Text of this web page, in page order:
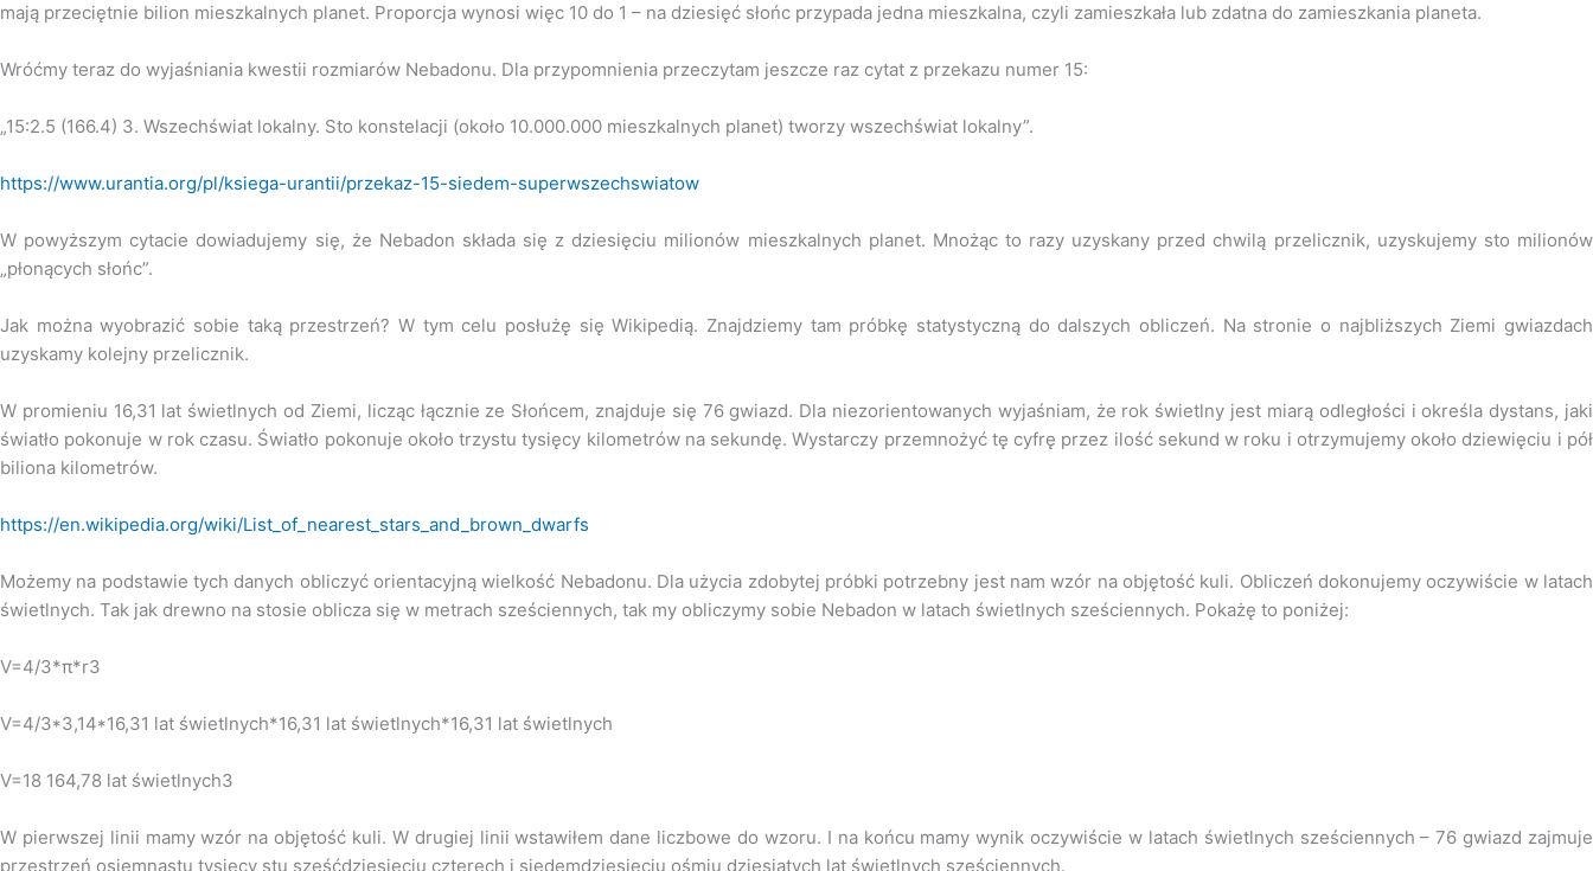
mają przeciętnie bilion mieszkalnych planet. Proporcja wynosi więc 10 do 1 – na dziesięć słońc przypada jedna mieszkalna, czyli zamieszkała lub zdatna do zamieszkania planeta.
Wróćmy teraz do wyjaśniania kwestii rozmiarów Nebadonu. Dla przypomnienia przeczytam jeszcze raz cytat z przekazu numer 15:
„15:2.5 (166.4) 3. Wszechświat lokalny. Sto konstelacji (około 10.000.000 mieszkalnych planet) tworzy wszechświat lokalny”.
https://www.urantia.org/pl/ksiega-urantii/przekaz-15-siedem-superwszechswiatow
W powyższym cytacie dowiadujemy się, że Nebadon składa się z dziesięciu milionów mieszkalnych planet. Mnożąc to razy uzyskany przed chwilą przelicznik, uzyskujemy sto milionów
„płonących słońc”.
Jak można wyobrazić sobie taką przestrzeń? W tym celu posłużę się Wikipedią. Znajdziemy tam próbkę statystyczną do dalszych obliczeń. Na stronie o najbliższych Ziemi gwiazdach
uzyskamy kolejny przelicznik.
W promieniu 16,31 lat świetlnych od Ziemi, licząc łącznie ze Słońcem, znajduje się 76 gwiazd. Dla niezorientowanych wyjaśniam, że rok świetlny jest miarą odległości i określa dystans, jaki
światło pokonuje w rok czasu. Światło pokonuje około trzystu tysięcy kilometrów na sekundę. Wystarczy przemnożyć tę cyfrę przez ilość sekund w roku i otrzymujemy około dziewięciu i pół
biliona kilometrów.
https://en.wikipedia.org/wiki/List_of_nearest_stars_and_brown_dwarfs
Możemy na podstawie tych danych obliczyć orientacyjną wielkość Nebadonu. Dla użycia zdobytej próbki potrzebny jest nam wzór na objętość kuli. Obliczeń dokonujemy oczywiście w latach
świetlnych. Tak jak drewno na stosie oblicza się w metrach sześciennych, tak my obliczymy sobie Nebadon w latach świetlnych sześciennych. Pokażę to poniżej:
V=4/3*π*r3
V=4/3*3,14*16,31 lat świetlnych*16,31 lat świetlnych*16,31 lat świetlnych
V=18 164,78 lat świetlnych3
W pierwszej linii mamy wzór na objętość kuli. W drugiej linii wstawiłem dane liczbowe do wzoru. I na końcu mamy wynik oczywiście w latach świetlnych sześciennych – 76 gwiazd zajmuje
przestrzeń osiemnastu tysięcy stu sześćdziesięciu czterech i siedemdziesięciu ośmiu dziesiątych lat świetlnych sześciennych.